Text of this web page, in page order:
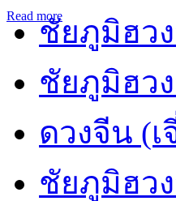
Read moreชัยภูมิฮว
ชัยภูมิฮว
ดวงจีน (เ
ชัยภูมิฮว